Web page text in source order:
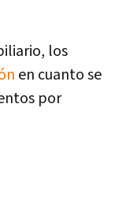
los
en cuanto se
por